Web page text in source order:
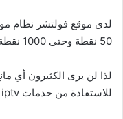
لدى موقع فولتشر نظام
50 نقطة وحتى 1000 نقطة وبأسعار مناسبة للجميع.
لذا لن يرى الكثيرون أي
للاستفادة من خدمات iptv لموقع فولتشر.